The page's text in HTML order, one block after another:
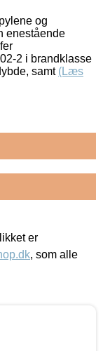
og
enestående
2 i brandklasse
samt (Læs
er
, som alle